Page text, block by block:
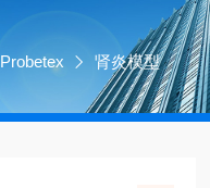
Probetex
肾炎模型